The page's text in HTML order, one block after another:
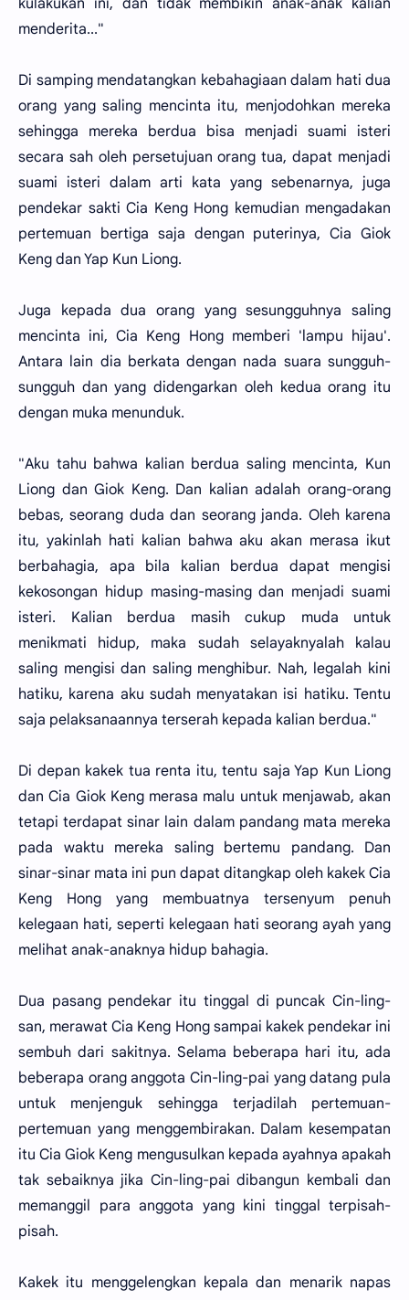
menderita..."
Di samping mendatangkan kebahagiaan dalam hati dua
orang yang saling mencinta itu, menjodohkan mereka
sehingga mereka berdua bisa menjadi suami isteri
secara sah oleh persetujuan orang tua, dapat menjadi
suami isteri dalam arti kata yang sebenarnya, juga
pendekar sakti Cia Keng Hong kemudian mengadakan
pertemuan bertiga saja dengan puterinya, Cia Giok
Keng dan Yap Kun Liong.
Juga kepada dua orang yang sesungguhnya saling
mencinta ini, Cia Keng Hong memberi 'lampu hijau'.
Antara lain dia berkata dengan nada suara sungguh-
sungguh dan yang didengarkan oleh kedua orang itu
dengan muka menunduk.
"Aku tahu bahwa kalian berdua saling mencinta, Kun
Liong dan Giok Keng. Dan kalian adalah orang-orang
bebas, seorang duda dan seorang janda. Oleh karena
itu, yakinlah hati kalian bahwa aku akan merasa ikut
berbahagia, apa bila kalian berdua dapat mengisi
kekosongan hidup masing-masing dan menjadi suami
isteri. Kalian berdua masih cukup muda untuk
menikmati hidup, maka sudah selayaknyalah kalau
saling mengisi dan saling menghibur. Nah, legalah kini
hatiku, karena aku sudah menyatakan isi hatiku. Tentu
saja pelaksanaannya terserah kepada kalian berdua."
Di depan kakek tua renta itu, tentu saja Yap Kun Liong
dan Cia Giok Keng merasa malu untuk menjawab, akan
tetapi terdapat sinar lain dalam pandang mata mereka
pada waktu mereka saling bertemu pandang. Dan
sinar-sinar mata ini pun dapat ditangkap oleh kakek Cia
Keng Hong yang membuatnya tersenyum penuh
kelegaan hati, seperti kelegaan hati seorang ayah yang
melihat anak-anaknya hidup bahagia.
Dua pasang pendekar itu tinggal di puncak Cin-ling-
san, merawat Cia Keng Hong sampai kakek pendekar ini
sembuh dari sakitnya. Selama beberapa hari itu, ada
beberapa orang anggota Cin-ling-pai yang datang pula
untuk menjenguk sehingga terjadilah pertemuan-
pertemuan yang menggembirakan. Dalam kesempatan
itu Cia Giok Keng mengusulkan kepada ayahnya apakah
tak sebaiknya jika Cin-ling-pai dibangun kembali dan
memanggil para anggota yang kini tinggal terpisah-
pisah.
Kakek itu menggelengkan kepala dan menarik napas